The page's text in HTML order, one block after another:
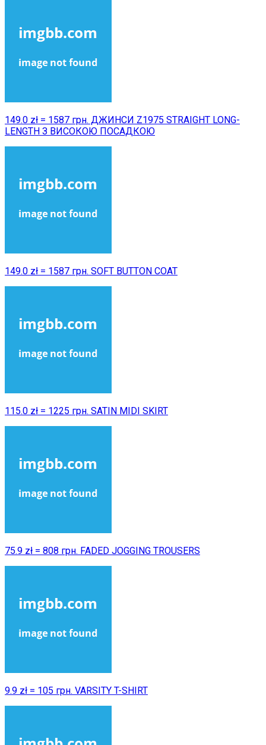
149.0 zł = 1587 грн. ДЖИНСИ Z1975 STRAIGHT LONG-
LENGTH З ВИСОКОЮ ПОСАДКОЮ
149.0 zł = 1587 грн. SOFT BUTTON COAT
115.0 zł = 1225 грн. SATIN MIDI SKIRT
75.9 zł = 808 грн. FADED JOGGING TROUSERS
9.9 zł = 105 грн. VARSITY T-SHIRT